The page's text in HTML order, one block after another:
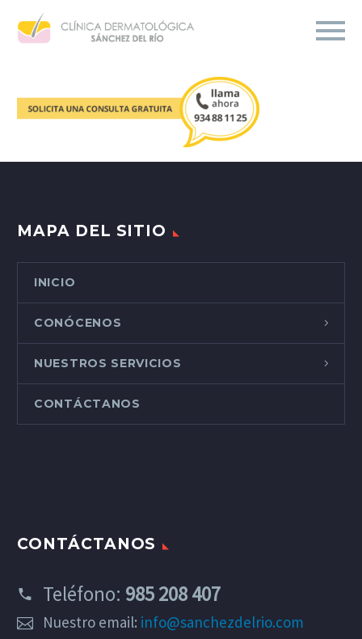
MAPA DEL SITIO
INICIO
CONÓCENOS
NUESTROS SERVICIOS
CONTÁCTANOS
CONTÁCTANOS
Teléfono: 985 208 407
Nuestro email: info@sanchezdelrio.com